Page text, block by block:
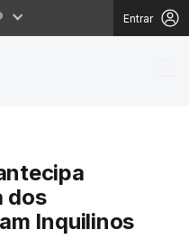
Entrar
dos
Inquilinos